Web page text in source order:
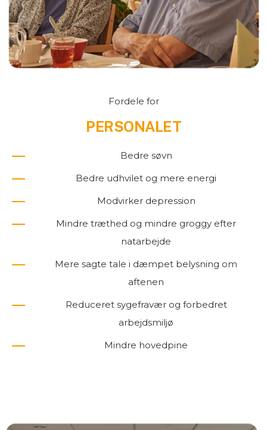
Fordele for
PERSONALET
Bedre søvn
Bedre udhvilet og mere energi
Modvirker depression
Mindre træthed og mindre groggy efter
natarbejde
Mere sagte tale i dæmpet belysning om
aftenen
Reduceret sygefravær og forbedret
arbejdsmiljø
Mindre hovedpine